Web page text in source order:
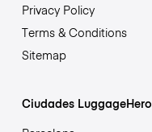
Privacy Policy
Terms & Conditions
Sitemap
Ciudades LuggageHero